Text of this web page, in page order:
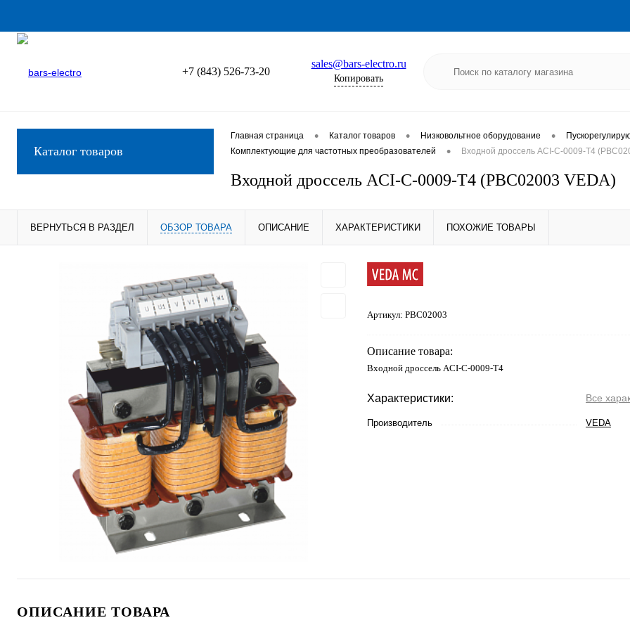
+7 (843) 526-73-20
sales@bars-electro.ru
Копировать
Каталог товаров
Главная страница • Каталог товаров • Низковольтное оборудование •
Комплектующие для частотных преобразователей • Входной дроссель ACI-C-0009-T4
Входной дроссель ACI-C-0009-T4 (PBC02003 VEDA)
ВЕРНУТЬСЯ В РАЗДЕЛ ОБЗОР ТОВАРА ОПИСАНИЕ ХАРАКТЕРИСТИКИ ПОХОЖИЕ ТОВАРЫ
Артикул: PBC02003
Описание товара:
Входной дроссель ACI-C-0009-T4
Характеристики: Все
Производитель VEDA
ОПИСАНИЕ ТОВАРА